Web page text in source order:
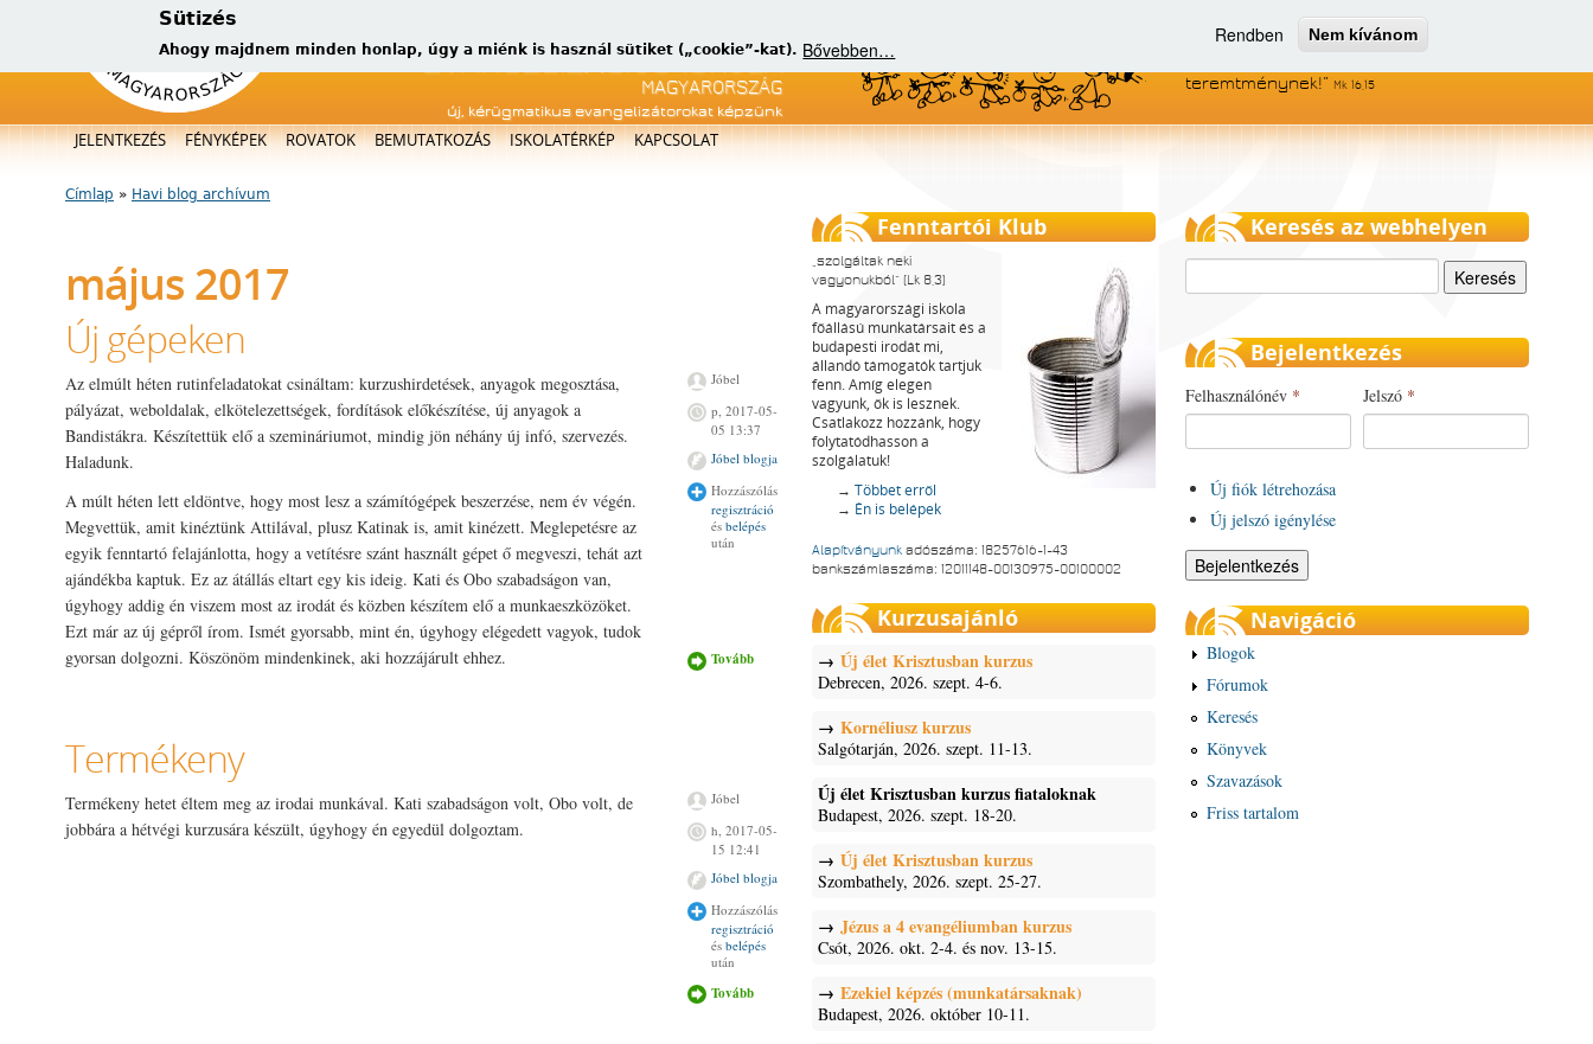
Sütizés
Ahogy majdnem minden honlap, úgy a miénk is használ sütiket („cookie”-kat). Bővebben…
Rendben Nem kívánom
új, kérügmatikus evangelizátorokat képzünk
Menjetek el az egész világra, és
teremtménynek!
Mk 16,15
Főmenü
JELENTKEZÉS FÉNYKÉPEK ROVATOK BEMUTATKOZÁS ISKOLATÉRKÉP KAPCSOLAT
Jelenlegi hely
Címlap » Havi blog archívum
május 2017
Új gépeken
Az elmúlt héten rutinfeladatokat csináltam: kurzushirdetések, anyagok megosztása,
pályázat, weboldalak, elkötelezettségek, fordítások előkészítése, új anyagok a
Bandistákra. Készítettük elő a szemináriumot, mindig jön néhány új infó, szervezés.
Haladunk.
A múlt héten lett eldöntve, hogy most lesz a számítógépek beszerzése, nem év végén.
Megvettük, amit kinéztünk Attilával, plusz Katinak is, amit kinézett. Meglepetésre az
egyik fenntartó felajánlotta, hogy a vetítésre szánt használt gépet ő megveszi, tehát azt
ajándékba kaptuk. Ez az átállás eltart egy kis ideig. Kati és Obo szabadságon van,
úgyhogy addig én viszem most az irodát és közben készítem elő a munkaeszközöket.
Ezt már az új gépről írom. Ismét gyorsabb, mint én, úgyhogy elégedett vagyok, tudok
gyorsan dolgozni. Köszönöm mindenkinek, aki hozzájárult ehhez.
Jóbel
p, 2017-05-
05 13:37
Tovább
tartalommal
kapcsolatosan
Jóbel blogja
Hozzászólás
regisztráció
és belépés
után
Termékeny
Termékeny hetet éltem meg az irodai munkával. Kati szabadságon volt, Obo volt, de
jobbára a hétvégi kurzusára készült, úgyhogy én egyedül dolgoztam.
Jóbel
h, 2017-05-
15 12:41
Tovább
tartalommal
kapcsolatosan
Jóbel blogja
Hozzászólás
regisztráció
és belépés
után
Fenntartói Klub
szolgáltak neki
vagyonukból
(Lk 8,3)
A magyarországi iskola
főállású munkatársait és a
budapesti irodát mi,
állandó támogatók tartjuk
fenn. Amíg elegen
vagyunk, ők is lesznek.
Csatlakozz hozzánk, hogy
folytatódhasson a
szolgálatuk!
→ Többet erről
→ Én is belépek
Alapítványunk adószáma: 18257616-1-43
bankszámlaszáma: 12011148-00130975-00100002
Kurzusajánló
Új élet Krisztusban kurzus
Debrecen, 2026. szept. 4-6.
Kornéliusz kurzus
Salgótarján, 2026. szept. 11-13.
Új élet Krisztusban kurzus fiataloknak
Budapest, 2026. szept. 18-20.
Új élet Krisztusban kurzus
Szombathely, 2026. szept. 25-27.
Jézus a 4 evangéliumban kurzus
Csót, 2026. okt. 2-4. és nov. 13-15.
Ezekiel képzés (munkatársaknak)
Budapest, 2026. október 10-11.
Keresés az webhelyen
Bejelentkezés
Felhasználónév * Jelszó *
Új fiók létrehozása
Új jelszó igénylése
Navigáció
Blogok
Fórumok
Keresés
Könyvek
Szavazások
Friss tartalom